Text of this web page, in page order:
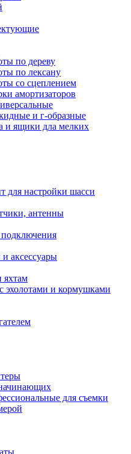
по дереву
по лексану
со сцеплением
амортизаторов
и г-образные
и ящики дла мелких
для настройки шасси
антенны
аксессуары
яхтам
эхолотами и кормушками
для съемки